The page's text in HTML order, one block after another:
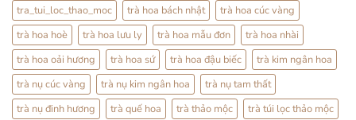
tra_tui_loc_thao_moc
trà hoa bách nhật
trà hoa cúc vàng
trà hoa hoè
trà hoa lưu ly trà hoa mẫu đơn
trà hoa nhài
trà hoa oải hương
trà hoa sứ trà hoa đậu biếc
trà kim ngân hoa
trà nụ cúc vàng
trà nụ kim ngân hoa
trà nụ tam thất
trà nụ đinh hương
trà quế hoa trà thảo mộc
trà túi lọc thảo mộc